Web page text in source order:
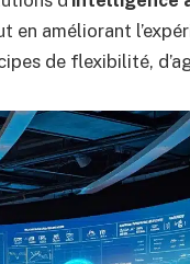
en améliorant
de flexibilité,